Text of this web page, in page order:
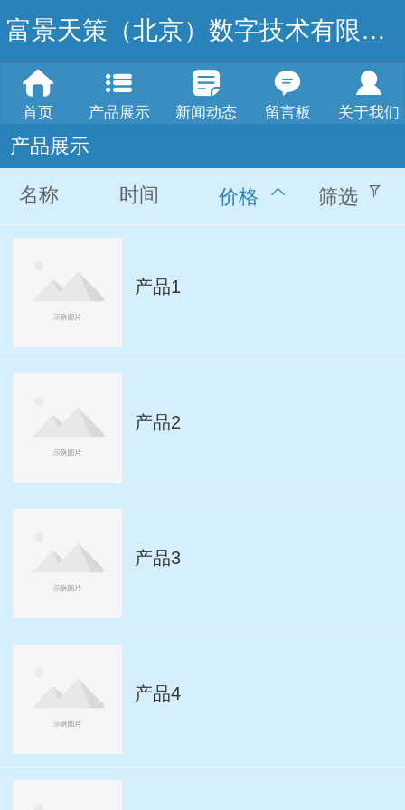
富景天策（北京）数字技术有限公司
首页 产品展示 新闻动态 留言板 关于我们
产品展示
名称 时间 价格 筛选
产品1
产品2
产品3
产品4